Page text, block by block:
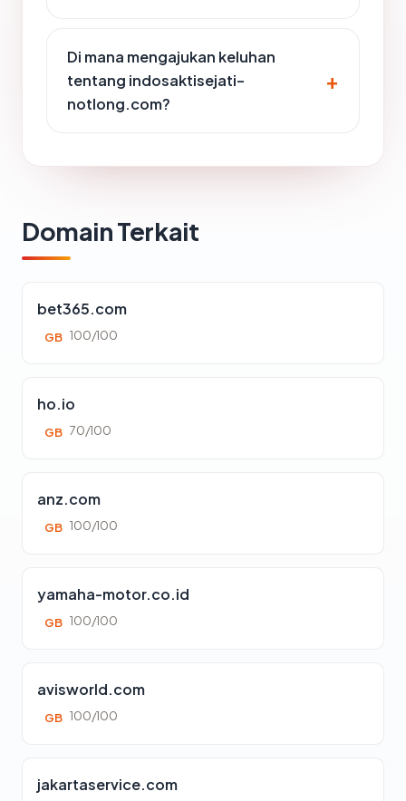
Di mana mengajukan keluhan
tentang indosaktisejati-
notlong.com?
Domain Terkait
bet365.com
GB 100/100
ho.io
GB 70/100
anz.com
GB 100/100
yamaha-motor.co.id
GB 100/100
avisworld.com
GB 100/100
jakartaservice.com